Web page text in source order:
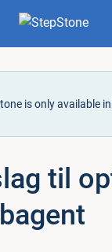
is only available
til